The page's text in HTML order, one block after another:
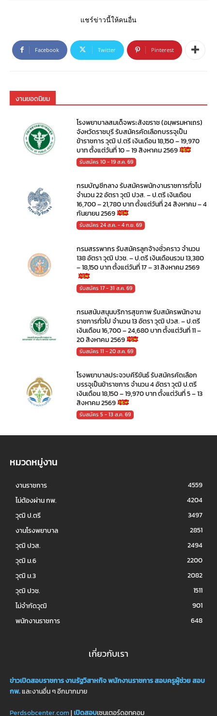
แชร์ข่าวนี้ให้คนอื่น
Facebook Twitter Pinterest
งานยอดนิยม
โรงพยาบาลสมเด็จพระสังฆราช (อมฺพรมหาเถร)
จังหวัดราชบุรี รับสมัครคัดเลือกบรรจุเป็น
ข้าราชการ วุฒิ ป.ตรี เงินเดือน 18,150 – 19,970
บาท ตั้งแต่วันที่ 10 – 19 สิงหาคม 2569
รับสมัคร 10 - 19 ส.ค. 69
กรมบัญชีกลาง รับสมัครพนักงานราชการทั่วไป
จำนวน 22 อัตรา วุฒิ ปวส. – ป.ตรี เงินเดือน
16,700 – 21,780 บาท ตั้งแต่วันที่ 24 สิงหาคม – 4
กันยายน 2569
รับสมัคร 24 ส.ค. - 4 ก.ย. 69
กรมสรรพากร รับสมัครลูกจ้างชั่วคราว จำนวน
138 อัตรา วุฒิ ปวช. – ป.ตรี เงินเดือนรวม 13,380
– 18,150 บาท ตั้งแต่วันที่ 17 – 31 สิงหาคม 2569
รับสมัคร 17 - 31 ส.ค. 69
กรมสนับสนุนบริการสุขภาพ รับสมัครพนักงาน
ราชการทั่วไป จำนวน 13 อัตรา วุฒิ ปวส. – ป.ตรี
เงินเดือน 16,700 – 24,680 บาท ตั้งแต่วันที่ 11 –
20 สิงหาคม 2569
รับสมัคร 11 - 20 ส.ค. 69
โรงพยาบาลประจวบคีรีขันธ์ รับสมัครคัดเลือก
บรรจุเป็นข้าราชการ จำนวน 4 อัตรา วุฒิ ป.ตรี
เงินเดือน 18,150 – 19,970 บาท ตั้งแต่วันที่ 5 – 13
สิงหาคม 2569
รับสมัคร 5 - 13 ส.ค. 69
หมวดหมู่งาน
งานราชการ
4559
ไม่ต้องผ่าน กพ.
4204
วุฒิ ป.ตรี
3497
งานโรงพยาบาล
2851
วุฒิ ปวส.
2494
วุฒิ ม.6
2200
วุฒิ ม.3
2082
วุฒิ ปวช.
1511
ไม่จำกัดวุฒิ
901
พนักงานราชการ
648
เกี่ยวกับเรา
ข่าวเปิดสอบราชการงานรัฐวิสาหกิจพนักงานราชการสอบครูผู้ช่วยสอบ
กพ.และงานอื่น ๆ อีกมากมาย
Perdsobcenter.com|เปิดสอบเซนเตอร์ดอทคอม